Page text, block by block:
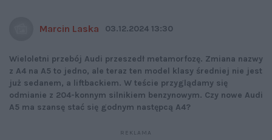
Marcin Laska 03.12.2024 13:30
Wieloletni przebój Audi przeszedł metamorfozę. Zmiana nazwy
z A4 na A5 to jedno, ale teraz ten model klasy średniej nie jest
już sedanem, a liftbackiem. W teście przyglądamy się
odmianie z 204-konnym silnikiem benzynowym. Czy nowe Audi
A5 ma szansę stać się godnym następcą A4?